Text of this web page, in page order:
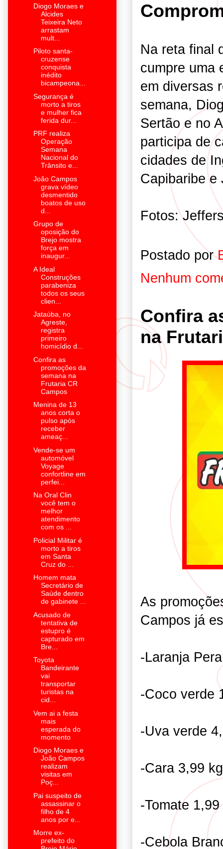
Na reta final
cumpre uma
em diversas
semana,
Sertão e no
participa de
cidades de
Capibaribe e
Fotos:
Postado por
Nenhum
Confira
na
As
Campos já
-Laranja
-Coco verde
-Uva verde
-Cara 3,99 kg
-Tomate
-Cebola
Diogo Moraes e
Alcides
Teixeira Neto
arrastam
mult...
Piloto santa-
cruzense
conquista
inédito
bicampeona...
Segurança é
morto a tiros
e mulher fica
ferida dur...
PRF realiza
Operação
Semana
Nacional do
Trânsito e...
João Campos
grava vídeo
desmentido
boatos de uso
d...
Grupo de
oposição do
Brejo mostra
força em
inaugur...
A Ideal
Construções
parabeniza
todos os seus
clien...
Jataúba, no
Agreste,
registra
primeiro
homicídio d...
Confira as
promoções da
semana na
Frutaria CR
Campos
Menina de 13
anos corta o
pulso após
receber
ameaç...
Vende-se um
automóvel
Voyage
confortline em
perfei...
Na Oral Clin
você tem o
melhor
atendimento
com os ...
Policial Militar é
morto a tiros
em Santa
Cruz do ...
Homem mata
Secretário de
Saúde dentro
de gabinete ...
Acusado de
tentativa de
estupro é
capturado em
Bre...
Toyota
Bandeirante
vai
transportar
turistas na
cid...
Vem ai a festa
mais
esperada do
momento
Diogo Moraes e
João Campos
realizam
visitas em
Poç...
Pai suspeito de
assassinar o
filho de 4
anos por e...
Morre ex-
prefeito do